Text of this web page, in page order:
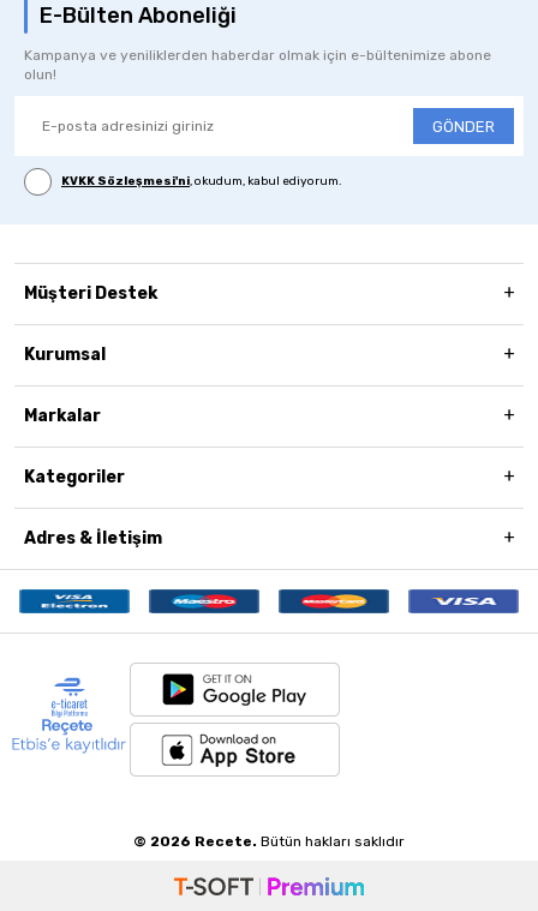
E-Bülten Aboneliği
Kampanya ve yeniliklerden haberdar olmak için e-bültenimize abone
olun!
GÖNDER
KVKK Sözleşmesi'ni, okudum, kabul ediyorum.
Müşteri Destek
Kurumsal
Markalar
Kategoriler
Adres & İletişim
© 2026 Recete. Bütün hakları saklıdır